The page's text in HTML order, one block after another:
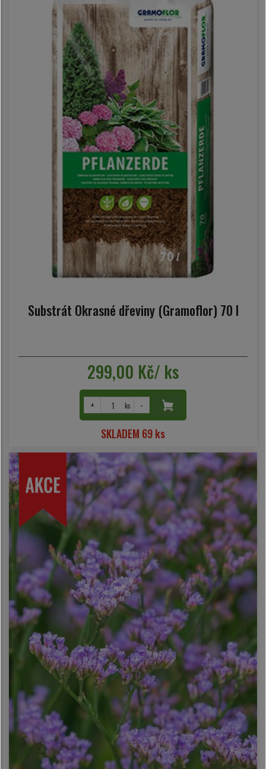
Substrát Okrasné dřeviny (Gramoflor) 70 l
299,00 Kč/ ks
+ ks -
SKLADEM 69 ks